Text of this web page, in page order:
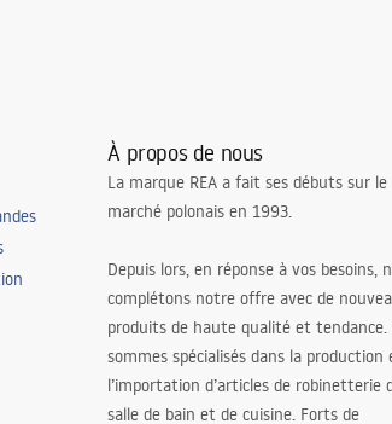
À propos de nous
La marque REA a fait ses débuts sur le
marché polonais en 1993.
Depuis lors, en réponse à vos besoins,
complétons notre offre avec de
produits de haute qualité et tendance.
sommes spécialisés dans la production
l’importation d’articles de robinetterie
salle de bain et de cuisine. Forts de